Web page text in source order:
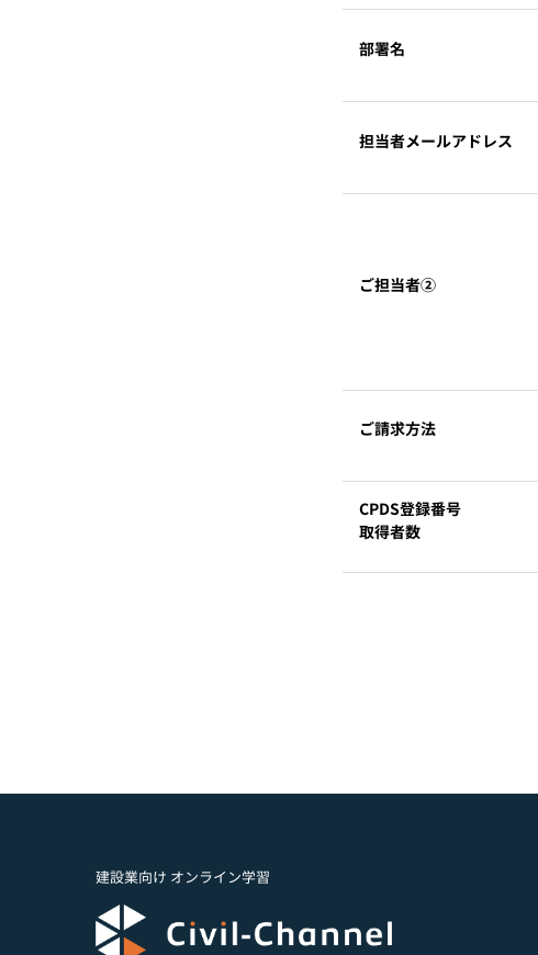
部署名
担当者メールアドレス
ご担当者②
ご請求方法
CPDS登録番号
取得者数
建設業向け オンライン学習